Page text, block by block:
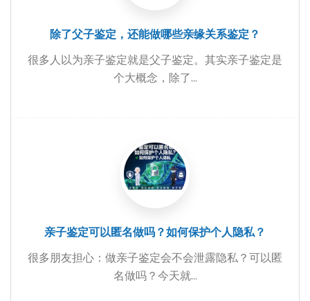
除了父子鉴定，还能做哪些亲缘关系鉴定？
很多人以为亲子鉴定就是父子鉴定。其实亲子鉴定是
个大概念，除了...
亲子鉴定可以匿名做吗？如何保护个人隐私？
很多朋友担心：做亲子鉴定会不会泄露隐私？可以匿
名做吗？今天就...